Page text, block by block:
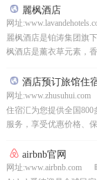
麗枫酒店
网址
麗枫酒店是铂涛集团旗
枫酒店是薰衣草元素，
酒店预订旅馆住
网址
住宿汇为您提供全国
服务，享受优惠价格、
airbnb官网
网址:www.airbnb.com